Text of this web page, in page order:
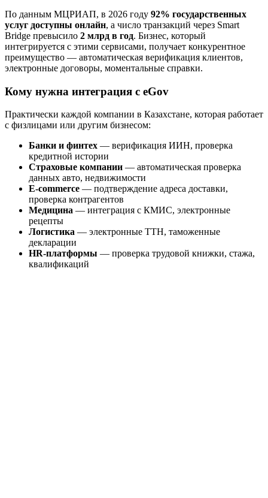
По данным МЦРИАП, в 2026 году 92% государственных
услуг доступны онлайн, а число транзакций через Smart
Bridge превысило 2 млрд в год. Бизнес, который
интегрируется с этими сервисами, получает конкурентное
преимущество — автоматическая верификация клиентов,
электронные договоры, моментальные справки.
Кому нужна интеграция с eGov
Практически каждой компании в Казахстане, которая работает
с физлицами или другим бизнесом:
Банки и финтех — верификация ИИН, проверка
кредитной истории
Страховые компании — автоматическая проверка
данных авто, недвижимости
E-commerce — подтверждение адреса доставки,
проверка контрагентов
Медицина — интеграция с КМИС, электронные
рецепты
Логистика — электронные ТТН, таможенные
декларации
HR-платформы — проверка трудовой книжки, стажа,
квалификаций